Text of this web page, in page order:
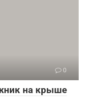
0
на крыше